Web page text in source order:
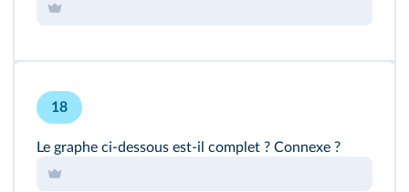
18
Le graphe ci-dessous est-il complet ? Connexe ?